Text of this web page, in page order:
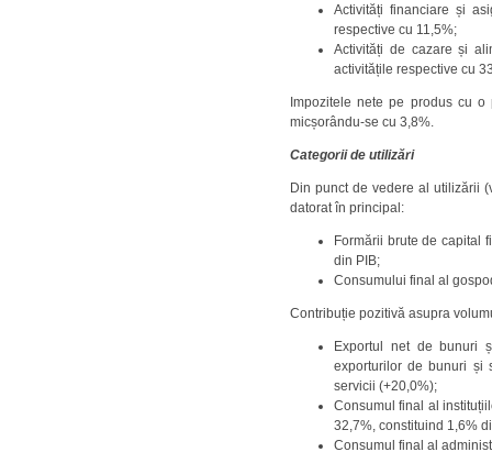
Activități financiare și
respective cu 11,5%;
Activități de cazare și
activitățile respective cu
Impozitele nete pe produs cu
micșorându-se cu 3,8%.
Categorii de utilizări
Din punct de vedere al utilizării
datorat în principal:
Formării brute de capital
din PIB;
Consumului final al
Contribuție pozitivă asupra
Exportul net de bunuri
exporturilor de bunuri și
servicii (+20,0%);
Consumul final al
32,7%, constituind 1,6%
Consumul final al